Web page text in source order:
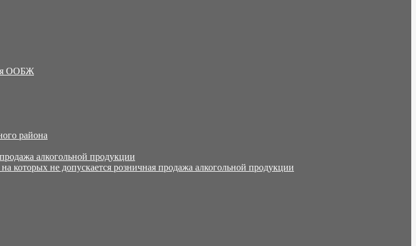
ООБЖ
района
алкогольной продукции
не допускается розничная продажа алкогольной продукции